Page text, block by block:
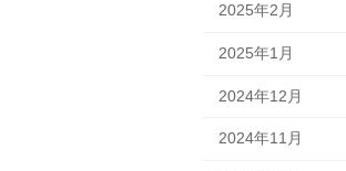
2025年2月
2025年1月
2024年12月
2024年11月